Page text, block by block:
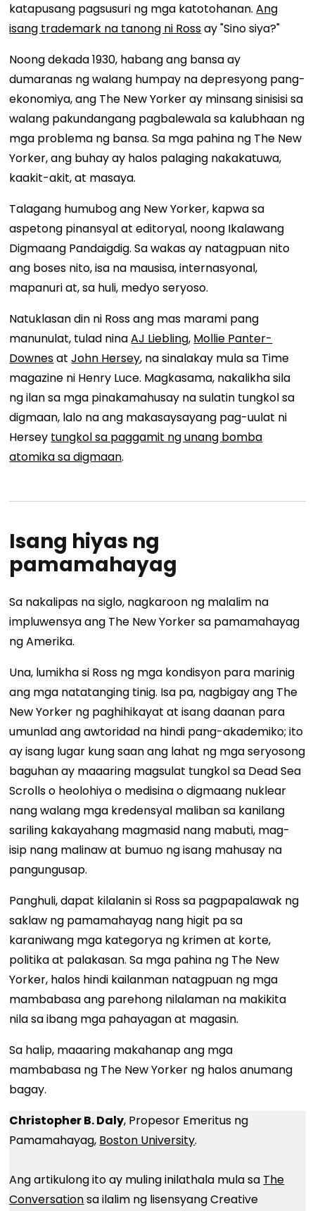
katapusang pagsusuri ng mga katotohanan.Ang
isang trademark na tanong ni Rossay "Sino siya?"
Noong dekada 1930, habang ang bansa ay
dumaranas ng walang humpay na depresyong pang-
ekonomiya, ang The New Yorker ay minsang sinisisi sa
walang pakundangang pagbalewala sa kalubhaan ng
mga problema ng bansa. Sa mga pahina ng The New
Yorker, ang buhay ay halos palaging nakakatuwa,
kaakit-akit, at masaya.
Talagang humubog ang New Yorker, kapwa sa
aspetong pinansyal at editoryal, noong Ikalawang
Digmaang Pandaigdig. Sa wakas ay natagpuan nito
ang boses nito, isa na mausisa, internasyonal,
mapanuri at, sa huli, medyo seryoso.
Natuklasan din ni Ross ang mas marami pang
manunulat, tulad ninaAJ Liebling, Mollie Panter-
DownesatJohn Hersey, na sinalakay mula sa Time
magazine ni Henry Luce. Magkasama, nakalikha sila
ng ilan sa mga pinakamahusay na sulatin tungkol sa
digmaan, lalo na ang makasaysayang pag-uulat ni
Hersey tungkol sa paggamit ng unang bomba
atomika sa digmaan.
Isang hiyas ng
pamamahayag
Sa nakalipas na siglo, nagkaroon ng malalim na
impluwensya ang The New Yorker sa pamamahayag
ng Amerika.
Una, lumikha si Ross ng mga kondisyon para marinig
ang mga natatanging tinig. Isa pa, nagbigay ang The
New Yorker ng paghihikayat at isang daanan para
umunlad ang awtoridad na hindi pang-akademiko; ito
ay isang lugar kung saan ang lahat ng mga seryosong
baguhan ay maaaring magsulat tungkol sa Dead Sea
Scrolls o heolohiya o medisina o digmaang nuklear
nang walang mga kredensyal maliban sa kanilang
sariling kakayahang magmasid nang mabuti, mag-
isip nang malinaw at bumuo ng isang mahusay na
pangungusap.
Panghuli, dapat kilalanin si Ross sa pagpapalawak ng
saklaw ng pamamahayag nang higit pa sa
karaniwang mga kategorya ng krimen at korte,
politika at palakasan. Sa mga pahina ng The New
Yorker, halos hindi kailanman natagpuan ng mga
mambabasa ang parehong nilalaman na makikita
nila sa ibang mga pahayagan at magasin.
Sa halip, maaaring makahanap ang mga
mambabasa ng The New Yorker ng halos anumang
bagay.
Christopher B. Daly, Propesor Emeritus ng
Pamamahayag, Boston University.
Ang artikulong ito ay muling inilathala mula sa The
Conversationsa ilalim ng lisensyang Creative